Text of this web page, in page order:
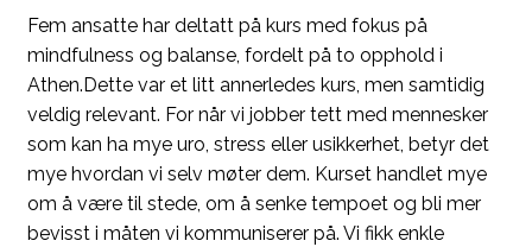
Fem ansatte har deltatt på kurs med fokus på
mindfulness og balanse, fordelt på to opphold i
Athen.Dette var et litt annerledes kurs, men samtidig
veldig relevant. For når vi jobber tett med mennesker
som kan ha mye uro, stress eller usikkerhet, betyr det
mye hvordan vi selv møter dem. Kurset handlet mye
om å være til stede, om å senke tempoet og bli mer
bevisst i måten vi kommuniserer på. Vi fikk enkle